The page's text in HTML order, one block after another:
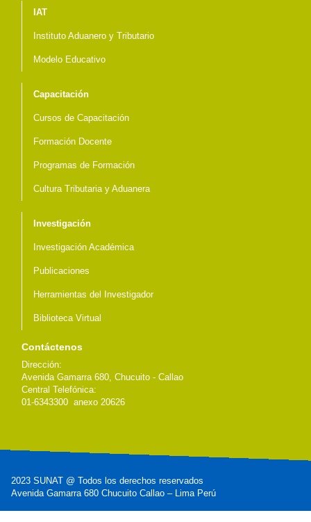
Menú del pie
IAT
Instituto Aduanero y Tributario
Modelo Educativo
Capacitación
Cursos de Capacitación
Formación Docente
Programas de Formación
Cultura Tributaria y Aduanera
Investigación
Investigación Académica
Publicaciones
Herramientas del Investigador
Biblioteca Virtual
Contáctenos
Dirección:
Avenida Gamarra 680, Chucuito - Callao
Central Telefónica:
01-6343300 anexo 20626
2023 SUNAT @ Todos los derechos reservados
Avenida Gamarra 680 Chucuito Callao – Lima Perú